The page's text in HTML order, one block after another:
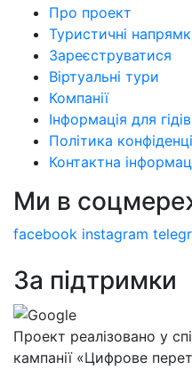
Про проект
Туристичні
Зареєструватися
Віртуальні тури
Компанії
Інформація для гідів
Політика
Контактна
Ми в
facebook instagram
За підтримки
Проект реалізовано у
кампанії «Цифрове